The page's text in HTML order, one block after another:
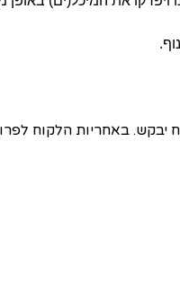
באחריות הלקוח